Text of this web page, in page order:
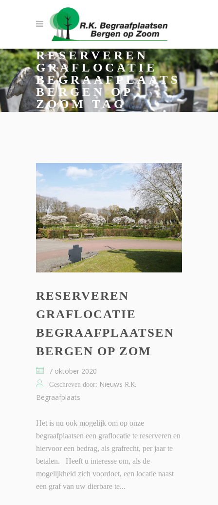
RESERVEREN
GRAFLOCATIE
BEGRAAFPLAATS
BERGEN OP
ZOOM TAG
RESERVEREN
GRAFLOCATIE
BEGRAAFPLAATSEN
BERGEN OP ZOM
7 oktober 2020
Geschreven door: Nieuws R.K.
Begraafplaats
Het is nu ook mogelijk om op onze
begraafplaatsen een graflocatie te reserveren en
hiervoor een bedrag, als grafrecht, per jaar te
betalen. Heeft u interesse om, als de
mogelijkheid zich voordoet, een locatie naast
een graf van uw dierbare te...